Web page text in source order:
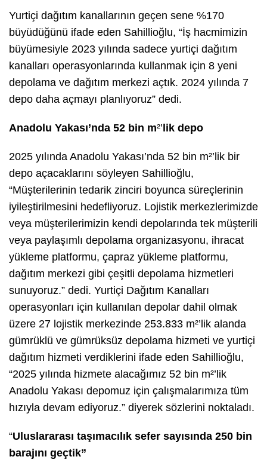
Yurtiçi dağıtım kanallarının geçen sene %170
büyüdüğünü ifade eden Sahillioğlu, “İş hacmimizin
büyümesiyle 2023 yılında sadece yurtiçi dağıtım
kanalları operasyonlarında kullanmak için 8 yeni
depolama ve dağıtım merkezi açtık. 2024 yılında 7
depo daha açmayı planlıyoruz” dedi.
Anadolu Yakası’nda 52 bin m²’ lik depo
2025 yılında Anadolu Yakası’nda 52 bin m²’lik bir
depo açacaklarını söyleyen Sahillioğlu,
“Müşterilerinin tedarik zinciri boyunca süreçlerinin
iyileştirilmesini hedefliyoruz. Lojistik merkezlerimizde
veya müşterilerimizin kendi depolarında tek müşterili
veya paylaşımlı depolama organizasyonu, ihracat
yükleme platformu, çapraz yükleme platformu,
dağıtım merkezi gibi çeşitli depolama hizmetleri
sunuyoruz.” dedi. Yurtiçi Dağıtım Kanalları
operasyonları için kullanılan depolar dahil olmak
üzere 27 lojistik merkezinde 253.833 m²’lik alanda
gümrüklü ve gümrüksüz depolama hizmeti ve yurtiçi
dağıtım hizmeti verdiklerini ifade eden Sahillioğlu,
“2025 yılında hizmete alacağımız 52 bin m²’lik
Anadolu Yakası depomuz için çalışmalarımıza tüm
hızıyla devam ediyoruz.” diyerek sözlerini noktaladı.
“Uluslararası taşımacılık sefer sayısında 250 bin
barajını geçtik”